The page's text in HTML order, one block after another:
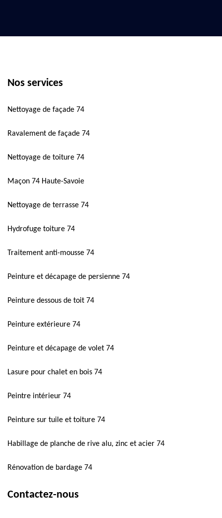
Nos services
Nettoyage de façade 74
Ravalement de façade 74
Nettoyage de toiture 74
Maçon 74 Haute-Savoie
Nettoyage de terrasse 74
Hydrofuge toiture 74
Traitement anti-mousse 74
Peinture et décapage de persienne 74
Peinture dessous de toit 74
Peinture extérieure 74
Peinture et décapage de volet 74
Lasure pour chalet en bois 74
Peintre intérieur 74
Peinture sur tuile et toiture 74
Habillage de planche de rive alu, zinc et acier 74
Rénovation de bardage 74
Contactez-nous